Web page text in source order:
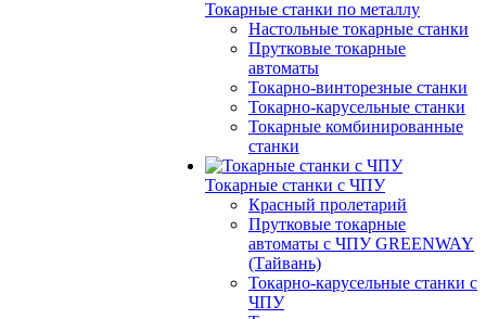
Токарные станки по металлу
Настольные токарные станки
Прутковые токарные
автоматы
Токарно-винторезные станки
Токарно-карусельные станки
Токарные комбинированные
станки
Токарные станки с ЧПУ
Красный пролетарий
Прутковые токарные
автоматы с ЧПУ GREENWAY
(Тайвань)
Токарно-карусельные станки с
ЧПУ